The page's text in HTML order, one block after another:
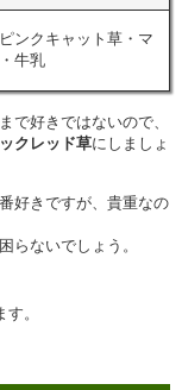
ンクキャット草・マ
牛乳
で好きではないので、
クレッド草にしましょ
好きですが、貴重なの
らないでしょう。
。